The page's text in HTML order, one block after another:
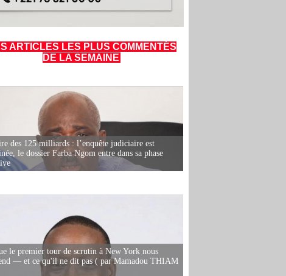
ARTICLES LES PLUS COMMENTÉS
DE LA SEMAINE
des 125 milliards : l’enquête judiciaire est
le dossier Farba Ngom entre dans sa phase
le premier tour de scrutin à New York nous
— et ce qu'il ne dit pas ( par Mamadou THIAM